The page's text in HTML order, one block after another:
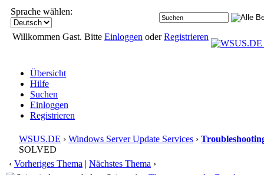
Sprache wählen:
Willkommen Gast. Bitte Einloggen oderRegistrieren
Übersicht
Hilfe
Suchen
Einloggen
Registrieren
WSUS.DE › Windows Server Update Services ›
SOLVED
‹ Vorheriges Thema | Nächstes Thema ›